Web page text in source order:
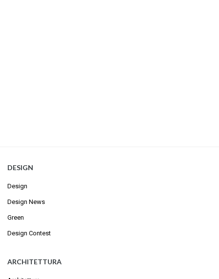
DESIGN
Design
Design News
Green
Design Contest
ARCHITETTURA